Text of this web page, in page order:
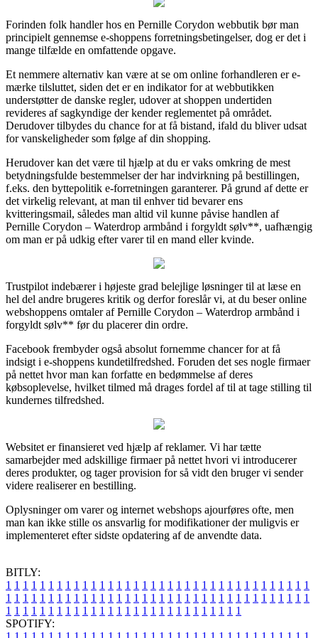
Forinden folk handler hos en Pernille Corydon webbutik bør man
principielt gennemse e-shoppens forretningsbetingelser, dog er det i
mange tilfælde en omfattende opgave.
Et nemmere alternativ kan være at se om online forhandleren er e-
mærke tilsluttet, siden det er en indikator for at webbutikken
understøtter de danske regler, udover at shoppen undertiden
revideres af sagkyndige der kender reglementet på området.
Derudover tilbydes du chance for at få bistand, ifald du bliver udsat
for vanskeligheder som følge af din shopping.
Herudover kan det være til hjælp at du er vaks omkring de mest
betydningsfulde bestemmelser der har indvirkning på bestillingen,
f.eks. den byttepolitik e-forretningen garanterer. På grund af dette er
det virkelig relevant, at man til enhver tid bevarer ens
kvitteringsmail, således man altid vil kunne påvise handlen af
Pernille Corydon – Waterdrop armbånd i forgyldt sølv**, uafhængig
om man er på udkig efter varer til en mand eller kvinde.
Trustpilot indebærer i højeste grad belejlige løsninger til at læse en
hel del andre brugeres kritik og derfor foreslår vi, at du beser online
webshoppens omtaler af Pernille Corydon – Waterdrop armbånd i
forgyldt sølv** før du placerer din ordre.
Facebook frembyder også absolut fornemme chancer for at få
indsigt i e-shoppens kundetilfredshed. Foruden det ses nogle firmaer
på nettet hvor man kan forfatte en bedømmelse af deres
købsoplevelse, hvilket tilmed må drages fordel af til at tage stilling til
kundernes tilfredshed.
Websitet er finansieret ved hjælp af reklamer. Vi har tætte
samarbejder med adskillige firmaer på nettet hvori vi introducerer
deres produkter, og tager provision for så vidt den bruger vi sender
videre realiserer en bestilling.
Oplysninger om varer og internet webshops ajourføres ofte, men
man kan ikke stille os ansvarlig for modifikationer der muligvis er
implementeret efter sidste opdatering af de anvendte data.
BITLY:
1 1 1 1 1 1 1 1 1 1 1 1 1 1 1 1 1 1 1 1 1 1 1 1 1 1 1 1 1 1 1 1 1 1 1 1
1 1 1 1 1 1 1 1 1 1 1 1 1 1 1 1 1 1 1 1 1 1 1 1 1 1 1 1 1 1 1 1 1 1 1 1
1 1 1 1 1 1 1 1 1 1 1 1 1 1 1 1 1 1 1 1 1 1 1 1 1 1 1 1
SPOTIFY: